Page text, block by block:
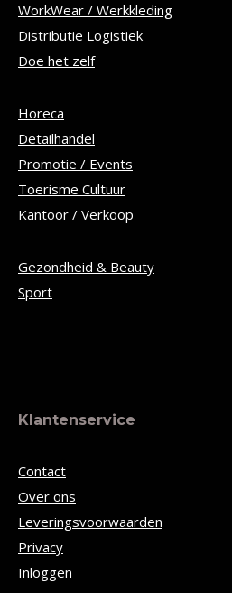
WorkWear / Werkkleding
Distributie Logistiek
Doe het zelf
Horeca
Detailhandel
Promotie / Events
Toerisme Cultuur
Kantoor / Verkoop
Gezondheid & Beauty
Sport
Klantenservice
Contact
Over ons
Leveringsvoorwaarden
Privacy
Inloggen